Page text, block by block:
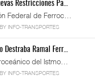
Restricciones Pa…
Federal de Ferroc…
BY INFO-TRANSPORTES
Destraba Ramal Ferr…
del Istmo…
BY INFO-TRANSPORTES